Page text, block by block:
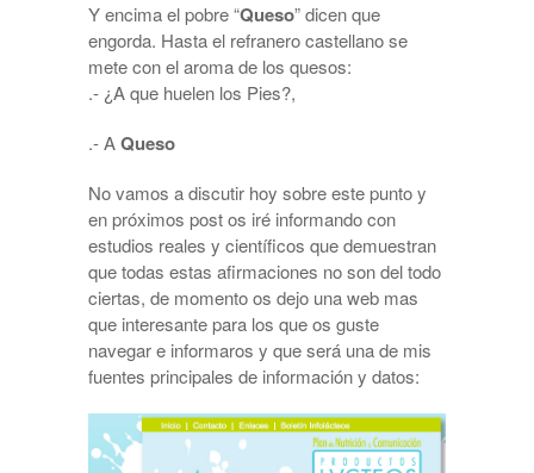
Y encima el pobre “Queso” dicen que
engorda. Hasta el refranero castellano se
mete con el aroma de los quesos:
.- ¿A que huelen los Pies?,
.- AQueso
No vamos a discutir hoy sobre este punto y
en próximos post os iré informando con
estudios reales y científicos que demuestran
que todas estas afirmaciones no son del todo
ciertas, de momento os dejo una web mas
que interesante para los que os guste
navegar e informaros y que será una de mis
fuentes principales de información y datos: